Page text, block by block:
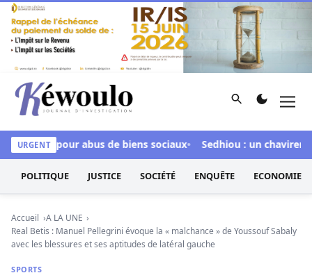
Aller au contenu
Kéwoulo, le premier site d'information et d'investigation
Rechercher
URGENTpour abus de biens sociaux Sedhiou : un
POLITIQUE JUSTICE SOCIÉTÉ ENQUÊTE ECONOMIE
Accueil
A LA UNE
Real Betis : Manuel Pellegrini évoque la « malchance » de Youssouf Sabaly
avec les blessures et ses aptitudes de latéral gauche
SPORTS